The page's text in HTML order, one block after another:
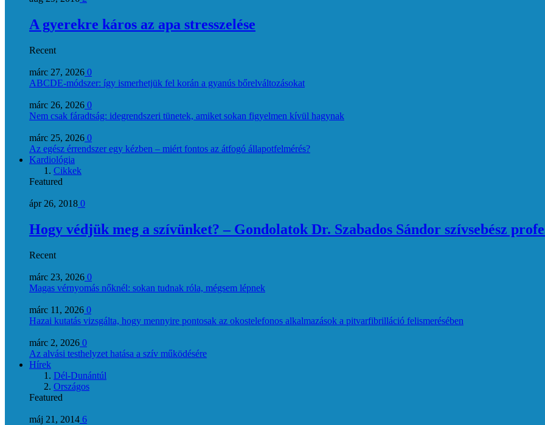
A gyerekre káros az apa stresszelése
Recent
márc 27, 2026 0
ABCDE‑módszer: így ismerhetjük fel korán a gyanús bőrelváltozásokat
márc 26, 2026 0
Nem csak fáradtság: idegrendszeri tünetek, amiket sokan figyelmen kívül hagynak
márc 25, 2026 0
Az egész érrendszer egy kézben – miért fontos az átfogó állapotfelmérés?
Kardiológia
Cikkek
Featured
ápr 26, 2018 0
Hogy védjük meg a szívünket? – Gondolatok Dr. Szabados Sándor szívsebész
Recent
márc 23, 2026 0
Magas vérnyomás nőknél: sokan tudnak róla, mégsem lépnek
márc 11, 2026 0
Hazai kutatás vizsgálta, hogy mennyire pontosak az okostelefonos alkalmazások a pitvarfibrilláció felismerésében
márc 2, 2026 0
Az alvási testhelyzet hatása a szív működésére
Hírek
Dél-Dunántúl
Országos
Featured
máj 21, 2014 6